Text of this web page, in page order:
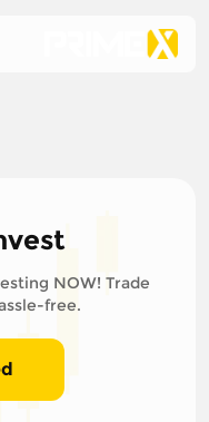
NOW! Trade
free.